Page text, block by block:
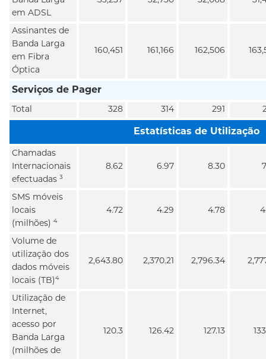
em ADSL
Assinantes de
Banda Larga
em Fibra
Óptica
160,451 161,166 162,506
Serviços de Pager
Total 328 314 291
Estatísticas de Utilização
Chamadas
Internacionais
efectuadas 3
8.62 6.97 8.30
SMS móveis
locais
(milhões) 4
4.72 4.29 4.78
Volume de
utilização dos
dados móveis
locais (TB)4
2,643.80 2,370.21 2,796.34
Utilização de
Internet,
acesso por
Banda Larga
(milhões de
120.3 126.42 127.13